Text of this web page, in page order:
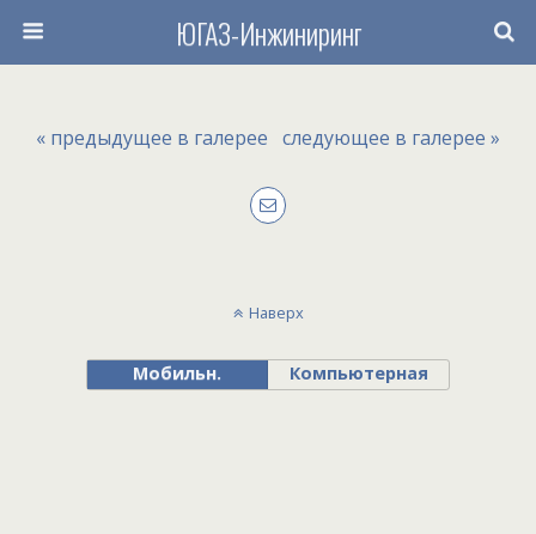
ЮГАЗ-Инжиниринг
« предыдущее в галерее следующее в галерее »
Наверх
Мобильн. Компьютерная